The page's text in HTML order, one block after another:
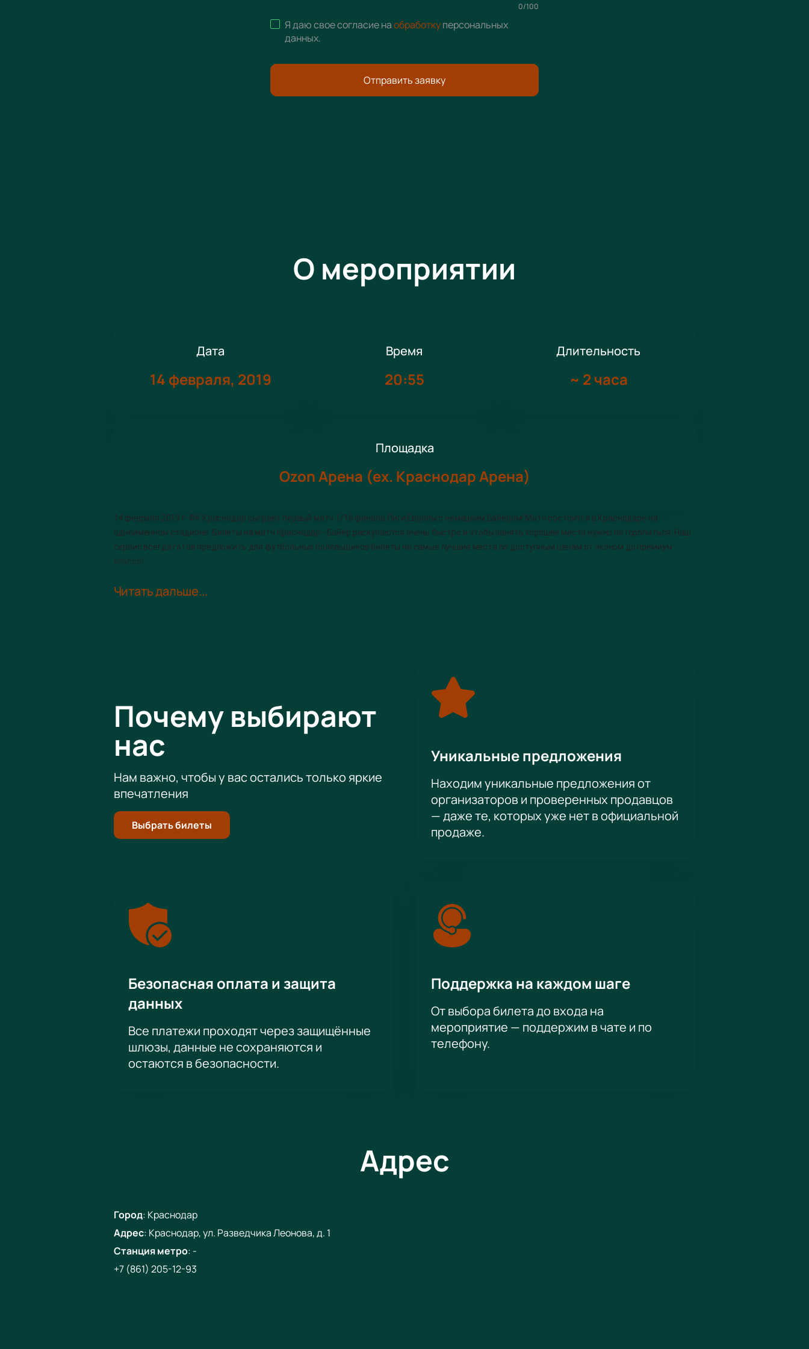
0/100
Я даю свое согласие наобработкуперсональных
данных.
Отправить заявку
О мероприятии
Дата
14 февраля, 2019
Время
20:55
Длительность
~ 2 часа
Площадка
Ozon Арена (ex. Краснодар Арена)
14 февраля 2019 г. ФК Краснодар сыграет первый матч 1/16 финала Лиги Европы с немецким Байером! Матч состоится в Краснодаре на
одноименном стадионе. Билеты на матч Краснодар - Байер раскупаются очень быстро и чтобы занять хорошее место нужно поторопиться. Наш
сервис всегда готов предложить для футбольных болельщиков билеты на самые лучшие места по доступным ценам от эконом до премиум
класса!
Для тех, кто хочет получить незабываемые впечатления от матча и посмотреть его с повышенным комфортом, предлагаем билеты в VIP сектора:
Читать дальше...
Почему выбирают
нас
Нам важно, чтобы у вас остались только яркие
впечатления
Выбрать билеты
Уникальные предложения
Находим уникальные предложения от
организаторов и проверенных продавцов
— даже те, которых уже нет в официальной
продаже.
Безопасная оплата и защита
данных
Все платежи проходят через защищённые
шлюзы, данные не сохраняются и
остаются в безопасности.
Поддержка на каждом шаге
От выбора билета до входа на
мероприятие — поддержим в чате и по
телефону.
Адрес
Город: Краснодар
Адрес: Краснодар, ул. Разведчика Леонова, д. 1
Станция метро: -
+7 (861) 205-12-93